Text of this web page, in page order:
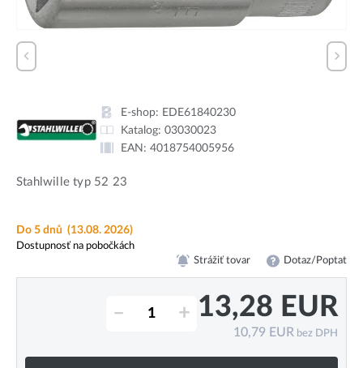
E-shop: EDE61840230
Katalog: 03030023
EAN: 4018754005956
Stahlwille typ 52 23
Do 5 dnů (13.08. 2026)
Dostupnosť na pobočkách
Strážiť tovar Dotaz/Poptat
– + 13,28 EUR
10,79 EUR bez DPH